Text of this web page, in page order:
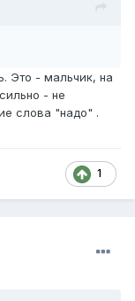
Это - мальчик, на
- не
слова "надо" .
1